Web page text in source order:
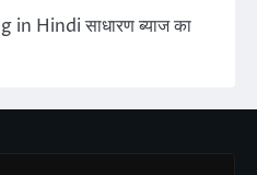
Hindi साधारण ब्याज का